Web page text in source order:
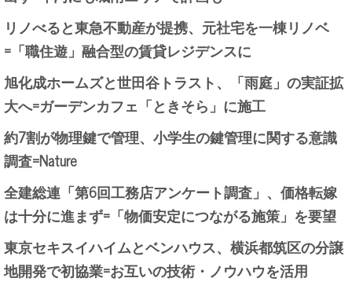
リノべると東急不動産が提携、元社宅を一棟リノベ
=「職住遊」融合型の賃貸レジデンスに
旭化成ホームズと世田谷トラスト、「雨庭」の実証拡
大へ=ガーデンカフェ「ときそら」に施工
約7割が物理鍵で管理、小学生の鍵管理に関する意識
調査=Nature
全建総連「第6回工務店アンケート調査」、価格転嫁
は十分に進まず=「物価安定につながる施策」を要望
東京セキスイハイムとベンハウス、横浜都筑区の分譲
地開発で初協業=お互いの技術・ノウハウを活用